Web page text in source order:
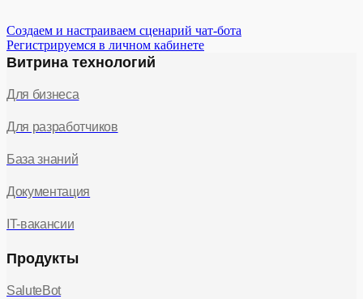
Создаем и настраиваем сценарий чат-бота
Регистрируемся в личном кабинете
Витрина технологий
Для бизнеса
Для разработчиков
База знаний
Документация
IT-вакансии
Продукты
SaluteBot